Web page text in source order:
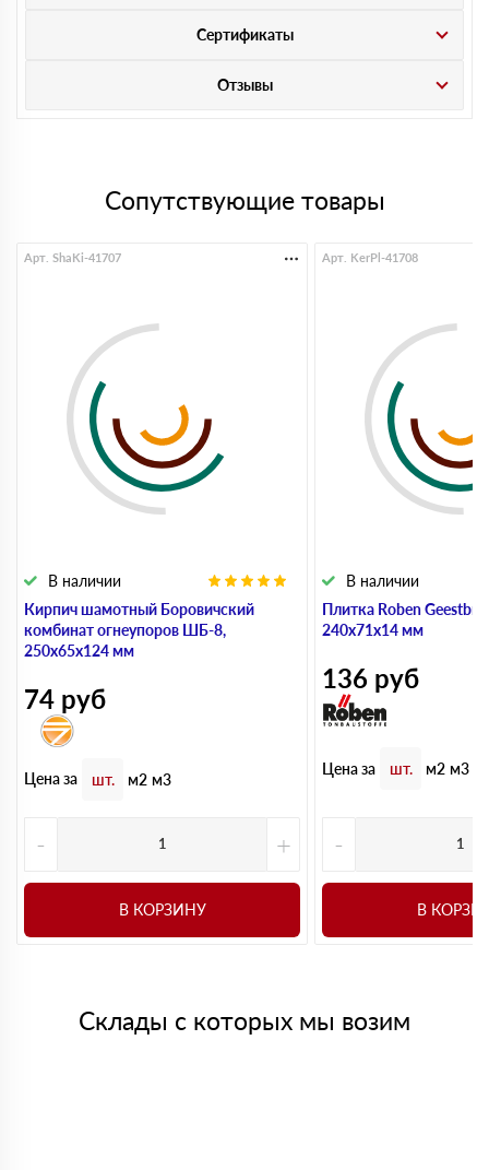
Сертификаты
Отзывы
Сопутствующие товары
Кирпич шамотный Боровичский
комбинат огнеупоров ШБ-8,
250х65х124 мм
В наличии
Арт. ShaKi-41707
74 руб
Цена за шт. м2 м3
- +
В КОРЗИНУ
Плитка Roben
240х71х14 мм
В наличии
Арт. KerPl-41708
136 руб
Цена за шт. м2 м3
-
В
Склады с которых мы возим